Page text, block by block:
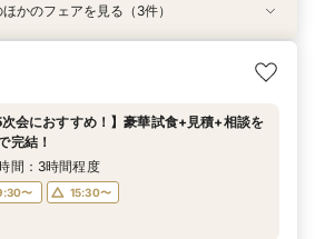
1組限定】ドレス試着付き！花嫁体験から
相談会フェア
〜
〜
会におすすめ！】豪華試食+見積+相談を
完結！
〜
～貸切可】少人数会食＆3カ月以内も◎試
相談会
〜
かのフェアを見る（3件）
次会におすすめ！】豪華試食+見積+相談を
完結！
間：3時間程度
〜 15:30〜